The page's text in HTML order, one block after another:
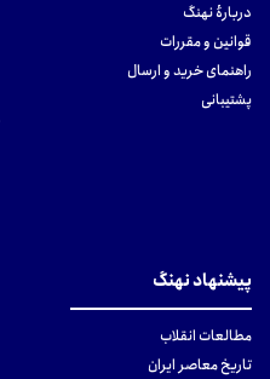
دربارهٔ نهنگ
قوانین و مقررات
راهنمای خرید و ارسال
پشتیبانی
پیشنهاد نهنگ
مطالعات انقلاب
تاریخ معاصر ایران